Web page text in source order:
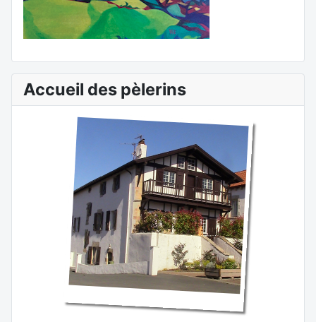
Accueil des pèlerins